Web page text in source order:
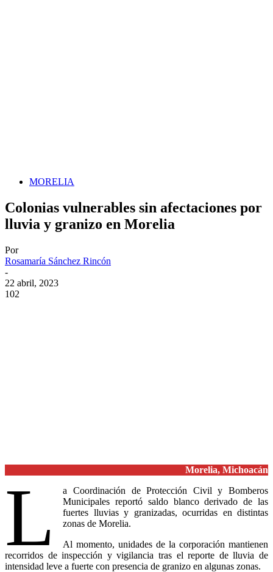
MORELIA
Colonias vulnerables sin afectaciones por
lluvia y granizo en Morelia
Por
Rosamaría Sánchez Rincón
-
22 abril, 2023
102
Morelia, Michoacán
L
a Coordinación de Protección Civil y Bomberos
Municipales reportó saldo blanco derivado de las
fuertes lluvias y granizadas, ocurridas en distintas
zonas de Morelia.
Al momento, unidades de la corporación mantienen
recorridos de inspección y vigilancia tras el reporte de lluvia de
intensidad leve a fuerte con presencia de granizo en algunas zonas.